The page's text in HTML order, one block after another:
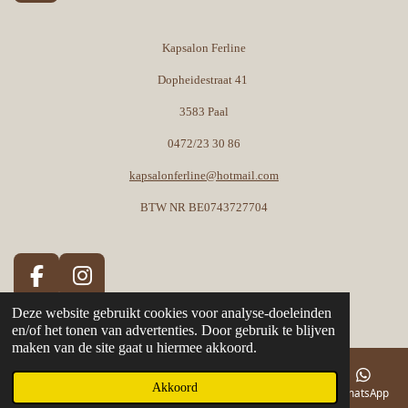
Deze website gebruikt cookies voor analyse-doeleinden
en/of het tonen van advertenties. Door gebruik te blijven
maken van de site gaat u hiermee akkoord.
Akkoord
Kapsalon Ferline
Dopheidestraat 41
3583 Paal
0472/23 30 86
kapsalonferline@hotmail.com
BTW NR BE0743727704
F
a
c
e
b
I
n
s
t
a
© 2020 - 2026 Kapsalonferline
Telefoonnummer WhatsApp